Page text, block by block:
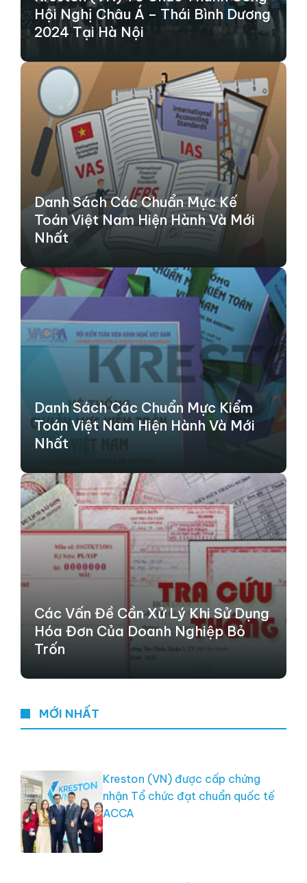
Hội Nghị Châu Á – Thái Bình Dương
2024 Tại Hà Nội
Danh Sách Các Chuẩn Mực Kế
Toán Việt Nam Hiện Hành Và Mới
Nhất
Danh Sách Các Chuẩn Mực Kiểm
Toán Việt Nam Hiện Hành Và Mới
Nhất
Các Vấn Đề Cần Xử Lý Khi Sử Dụng
Hóa Đơn Của Doanh Nghiệp Bỏ
Trốn
MỚI NHẤT
Kreston (VN) được cấp chứng
nhận Tổ chức đạt chuẩn quốc tế
ACCA